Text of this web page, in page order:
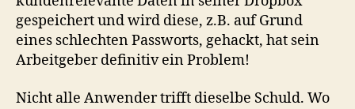
gespeichert und wird diese, z.B. auf Grund
eines schlechten Passworts, gehackt, hat sein
Arbeitgeber definitiv ein Problem!
Nicht alle Anwender trifft dieselbe Schuld. Wo